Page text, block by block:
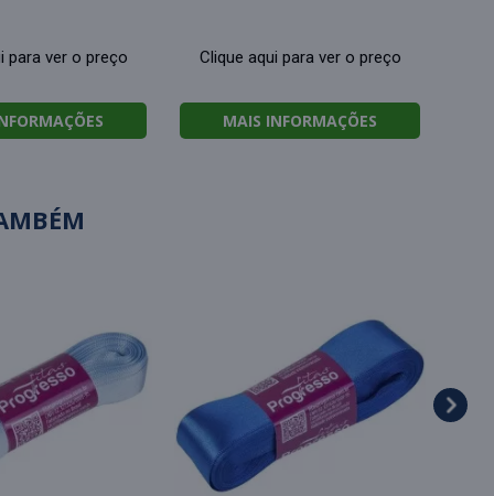
para ver o preço Clique aqui para ver o preço
MAIS INFORMAÇÕES